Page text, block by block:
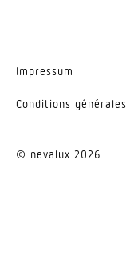
Impressum
Condi­tions générales
© nevalux 2026